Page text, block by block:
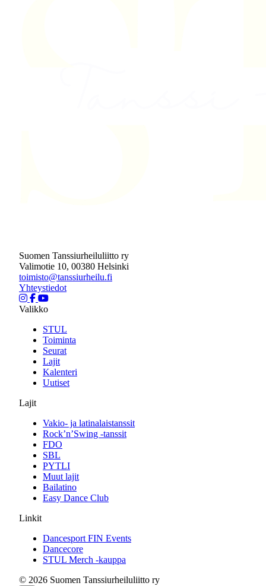
Suomen Tanssiurheiluliitto ry
Valimotie 10, 00380 Helsinki
toimisto@tanssiurheilu.fi
Yhteystiedot
Valikko
STUL
Toiminta
Seurat
Lajit
Kalenteri
Uutiset
Lajit
Vakio- ja latinalaistanssit
Rock’n’Swing -tanssit
FDO
SBL
PYTLI
Muut lajit
Bailatino
Easy Dance Club
Linkit
Dancesport FIN Events
Dancecore
STUL Merch -kauppa
© 2026 Suomen Tanssiurheiluliitto ry